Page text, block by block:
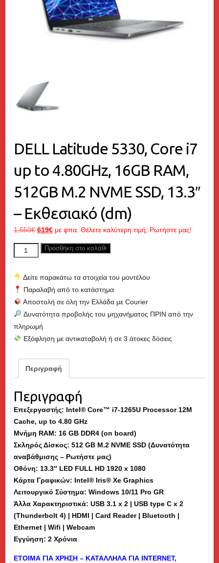
DELL Latitude 5330, Core i7
up to 4.80GHz, 16GB RAM,
512GB M.2 NVME SSD, 13.3″
– Εκθεσιακό (dm)
1,550€ Original
was:
619€Η
τιμή
619€.
με φπα. Θέλετε καλύτερη τιμή; Ρωτήστε μας!
DELL
Latitude
5330,
i7
up
to
4.80GHz,
16GB
512GB
M.2
SSD,
13.3"
-
Εκθεσιακό
(dm)
ποσότητα
Προσθήκη στο καλάθι
Δείτε παρακάτω τα στοιχεία του μοντέλου
Παραλαβή από το κατάστημα
Αποστολή σε όλη την Ελλάδα με Courier
Δυνατότητα προβολής του μηχανήματος ΠΡΙΝ από την
πληρωμή
Εξόφληση με αντικαταβολή ή σε 3 άτοκες δόσεις
Περιγραφή
Περιγραφή
Επεξεργαστής: Intel® Core™ i7-1265U Processor 12M
Cache, up to 4.80 GHz
Μνήμη RAM: 16 GB DDR4 (on board)
Σκληρός Δίσκος: 512 GB M.2 NVME SSD (Δυνατότητα
αναβάθμισης – Ρωτήστε μας)
Οθόνη: 13.3″ LED FULL HD 1920 x 1080
Κάρτα Γραφικών: Intel® Iris® Xe Graphics
Λειτουργικό Σύστημα: Windows 10/11 Pro GR
Άλλα Χαρακτηριστικά: USB 3.1 x 2 | USB type C x 2
(Thunderbolt 4) | HDMI | Card Reader | Bluetooth |
Ethernet | Wifi | Webcam
Εγγύηση: 2 Χρόνια
ΕΤΟΙΜΑ ΓΙΑ ΧΡΗΣΗ – ΚΑΤΑΛΛΗΛΑ ΓΙΑ INTERNET,